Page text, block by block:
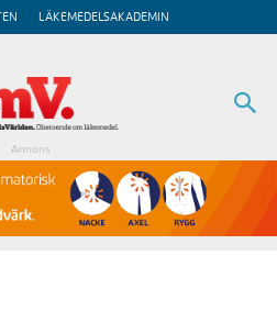
LÄKEMEDELSAKADEMIN
Annons